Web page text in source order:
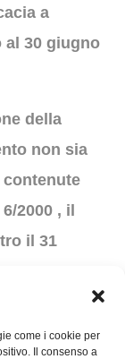
come i cookie per
Il consenso a
a
al 30 giugno
della
non sia
2000 , il
il 31
italiana.